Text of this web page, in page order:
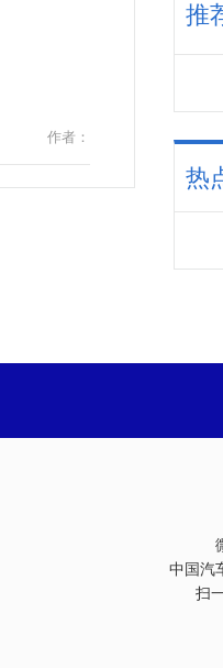
作者：
推
热
中国汽
扫